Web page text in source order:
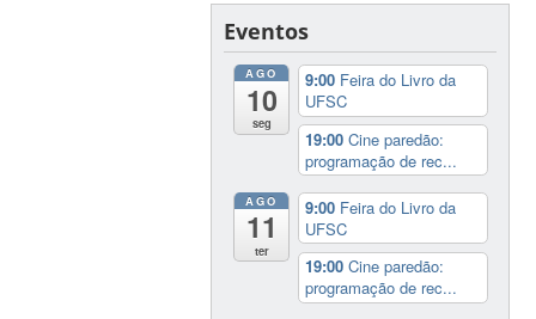
Eventos
AGO
10
seg
9:00 Feira do Livro da
UFSC
19:00Cine paredão:
programação de rec...
AGO
11
ter
9:00 Feira do Livro da
UFSC
19:00Cine paredão:
programação de rec...